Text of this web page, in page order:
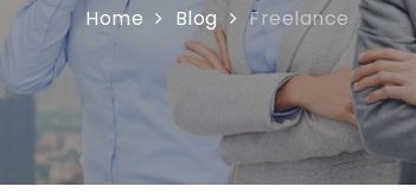
Home Blog Freelance